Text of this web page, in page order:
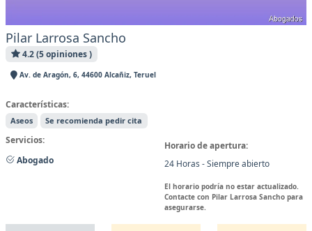
Pilar Larrosa Sancho
4.2 (5 opiniones )
Av. de Aragón, 6, 44600 Alcañiz, Teruel
Características:
Aseos Se recomienda pedir cita
Servicios:
Abogado
Horario de apertura:
24 Horas - Siempre abierto
El horario podría no estar actualizado.
Contacte con Pilar Larrosa Sancho para
asegurarse.